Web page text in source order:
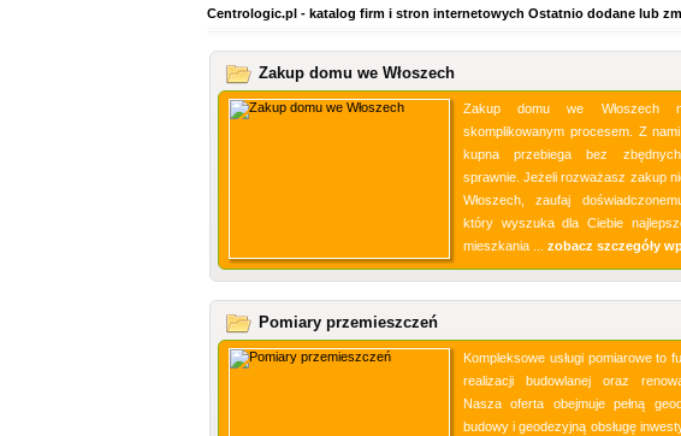
Centrologic.pl - katalog firm i stron internetowych Ostatnio dodane lub
Zakup domu we Włoszech
Zakup domu we Włoszech
skomplikowanym procesem. Z
kupna przebiega bez
sprawnie. Jeżeli rozważasz zakup
Włoszech, zaufaj
który wyszuka dla Ciebie
mieszkania ... zobacz szczegóły
Pomiary przemieszczeń
Kompleksowe usługi pomiarowe to
realizacji budowlanej oraz
Nasza oferta obejmuje pełną
budowy i geodezyjną obsługę